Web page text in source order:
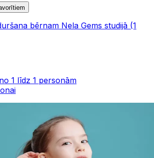
bērnam Nela Gems studijā (1
1 līdz 1 personām